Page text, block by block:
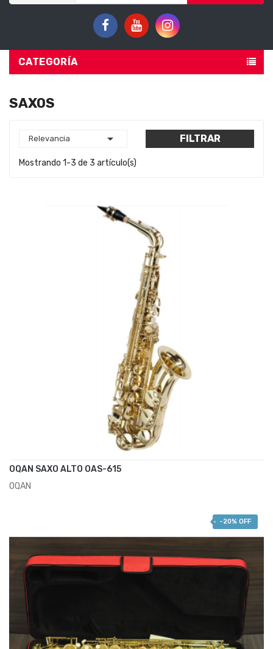
CATEGORÍA
SAXOS
Relevancia  FILTRAR
Mostrando 1-3 de 3 artículo(s)
OQAN SAXO ALTO OAS-615
OQAN
-20% OFF